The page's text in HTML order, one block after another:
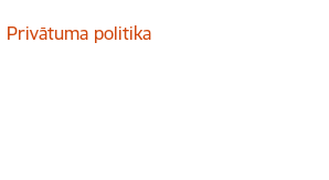
Privātuma politika